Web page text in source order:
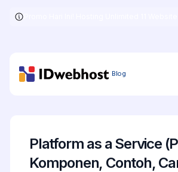
Blog
Platform as a Service
Komponen, Contoh,